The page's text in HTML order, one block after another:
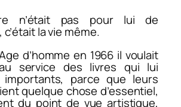
n’était pas pour lui de
la vie même.
d’homme en 1966 il voulait
service des livres qui lui
importants, parce que leurs
quelque chose d’essentiel,
du point de vue artistique,